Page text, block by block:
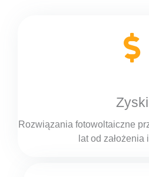
Zyski
Rozwiązania fotowoltaiczne
lat od założenia